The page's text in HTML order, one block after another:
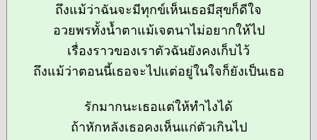
ถึงแม้ว่าฉันจะมีทุกข์เห็นเธอมีสุขก็ดีใจ
อวยพรทั้งน้ำตาแม้เจตนาไม่อยากให้ไป
เรื่องราวของเราตัวฉันยังคงเก็บไว้
ถึงแม้ว่าตอนนี้เธอจะไปแต่อยู่ในใจก็ยังเป็นเธอ
รักมากนะเธอแต่ให้ทำไงได้
ถ้าหักหลังเธอคงเห็นแก่ตัวเกินไป